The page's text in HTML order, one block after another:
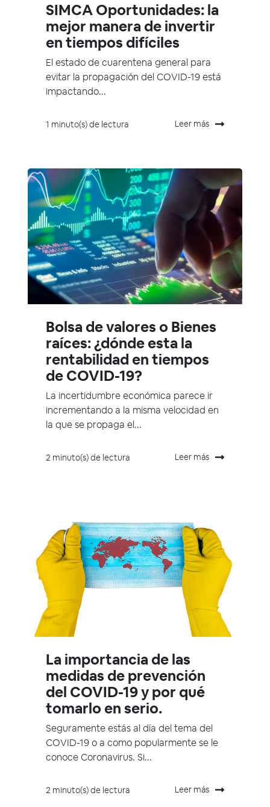
SIMCA Oportunidades: la
mejor manera de invertir
en tiempos difíciles
El estado de cuarentena general para
evitar la propagación del COVID-19 está
impactando...
1 minuto(s) de lectura Leer más
Bolsa de valores o Bienes
raíces: ¿dónde esta la
rentabilidad en tiempos
de COVID-19?
La incertidumbre económica parece ir
incrementando a la misma velocidad en
la que se propaga el...
2 minuto(s) de lectura Leer más
La importancia de las
medidas de prevención
del COVID-19 y por qué
tomarlo en serio.
Seguramente estás al día del tema del
COVID-19 o a como popularmente se le
conoce Coronavirus. Si...
2 minuto(s) de lectura Leer más